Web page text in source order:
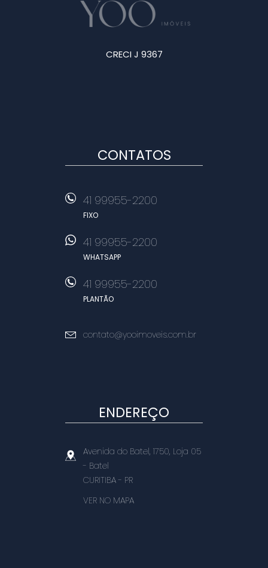
CRECI J 9367
CONTATOS
41 99955-2200
FIXO
41 99955-2200
WHATSAPP
41 99955-2200
PLANTÃO
contato@yooimoveis.com.br
ENDEREÇO
Avenida do Batel, 1750, Loja 05
- Batel
CURITIBA- PR
VER NO MAPA